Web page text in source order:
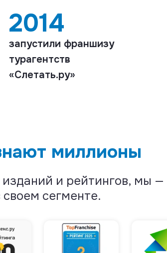
2014
запустили франшизу
турагентств
«Слетать.ру»
миллионы
и рейтингов, мы —
сегменте.